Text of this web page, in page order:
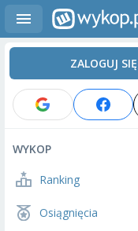
ZALOGUJ SIĘ
WYKOP
Ranking
Osiągnięcia